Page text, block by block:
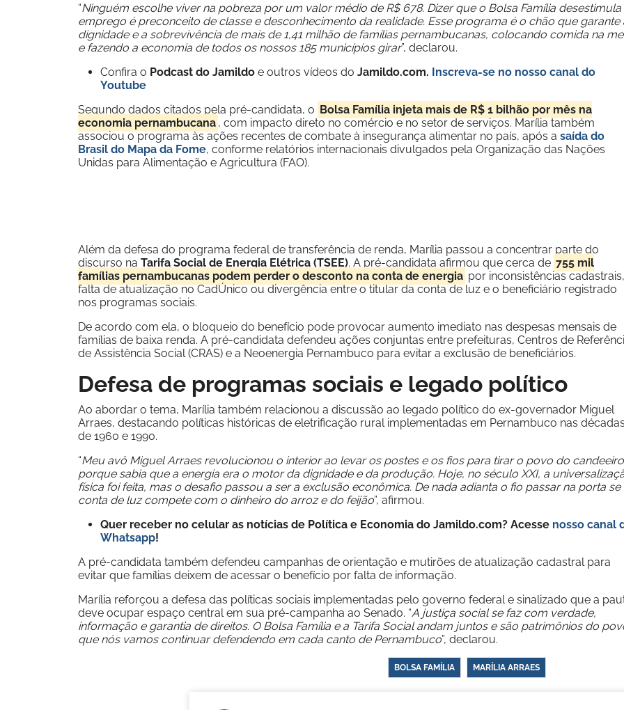
“Ninguém escolhe viver na pobreza por um valor médio de R$ 678. Dizer que o Bolsa Família desestimula
emprego é preconceito de classe e desconhecimento da realidade. Esse programa é o chão que garante
dignidade e a sobrevivência de mais de 1,41 milhão de famílias pernambucanas, colocando comida na
e fazendo a economia de todos os nossos 185 municípios girar”, declarou.
Confira o Podcast do Jamildo e outros vídeos do Jamildo.com. Inscreva-se no nosso canal do
Youtube
Segundo dados citados pela pré-candidata, o Bolsa Família injeta mais de R$ 1 bilhão por mês na
economia pernambucana , com impacto direto no comércio e no setor de serviços. Marília também
associou o programa às ações recentes de combate à insegurança alimentar no país, após a saída do
Brasil do Mapa da Fome, conforme relatórios internacionais divulgados pela Organização das Nações
Unidas para Alimentação e Agricultura (FAO).
Além da defesa do programa federal de transferência de renda, Marília passou a concentrar parte do
discurso na Tarifa Social de Energia Elétrica (TSEE). A pré-candidata afirmou que cerca de 755 mil
famílias pernambucanas podem perder o desconto na conta de energia por inconsistências cadastrais,
falta de atualização no CadÚnico ou divergência entre o titular da conta de luz e o beneficiário registrado
nos programas sociais.
De acordo com ela, o bloqueio do benefício pode provocar aumento imediato nas despesas mensais de
famílias de baixa renda. A pré-candidata defendeu ações conjuntas entre prefeituras, Centros de
de Assistência Social (CRAS) e a Neoenergia Pernambuco para evitar a exclusão de beneficiários.
Defesa de programas sociais e legado político
Ao abordar o tema, Marília também relacionou a discussão ao legado político do ex-governador Miguel
Arraes, destacando políticas históricas de eletrificação rural implementadas em Pernambuco nas décadas
de 1960 e 1990.
“Meu avô Miguel Arraes revolucionou o interior ao levar os postes e os fios para tirar o povo do
porque sabia que a energia era o motor da dignidade e da produção. Hoje, no século XXI, a
física foi feita, mas o desafio passou a ser a exclusão econômica. De nada adianta o fio passar na porta se
conta de luz compete com o dinheiro do arroz e do feijão”, afirmou.
Quer receber no celular as notícias de Política e Economia do Jamildo.com? Acesse nosso canal
Whatsapp!
A pré-candidata também defendeu campanhas de orientação e mutirões de atualização cadastral para
evitar que famílias deixem de acessar o benefício por falta de informação.
Marília reforçou a defesa das políticas sociais implementadas pelo governo federal e sinalizado que a
deve ocupar espaço central em sua pré-campanha ao Senado. “A justiça social se faz com verdade,
informação e garantia de direitos. O Bolsa Família e a Tarifa Social andam juntos e são patrimônios do
que nós vamos continuar defendendo em cada canto de Pernambuco”, declarou.
BOLSA FAMÍLIA MARÍLIA ARRAES